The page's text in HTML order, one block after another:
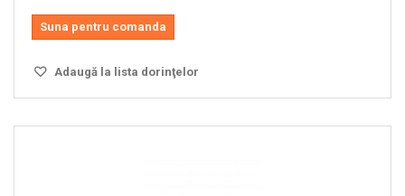
Suna pentru comanda
Adaugă la lista dorinţelor